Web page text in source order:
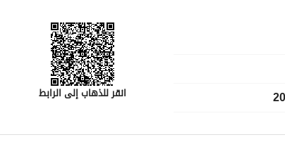
انقر للذهاب إلى الرابط